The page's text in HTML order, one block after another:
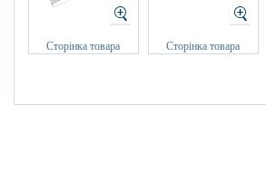
Сторінка товара Сторінка товара